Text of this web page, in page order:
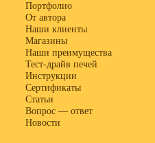
Портфолио
От автора
Наши клиенты
Магазины
Наши преимущества
Тест-драйв печей
Инструкции
Сертификаты
Статьи
Вопрос — ответ
Новости